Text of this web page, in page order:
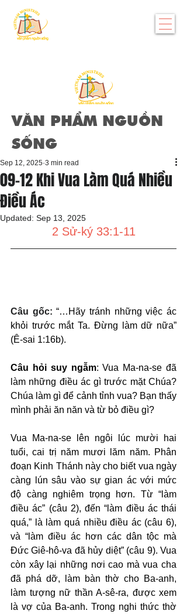
VĂN PHẨM NGUỒN
SỐNG
09-12 Khi Vua Làm Quá Nhiều
Điều Ác
Sep 12, 2025 3 min read
Updated: Sep 13, 2025
2 Sử-ký 33:1-11
Câu gốc: “…Hãy tránh những việc ác
khỏi trước mắt Ta. Đừng làm dữ nữa”
(Ê-sai 1:16b).
Câu hỏi suy ngẫm: Vua Ma-na-se đã
làm những điều ác gì trước mặt Chúa?
Chúa làm gì để cảnh tỉnh vua? Bạn thấy
mình phải ăn năn và từ bỏ điều gì?
Vua Ma-na-se lên ngôi lúc mười hai
tuổi, cai trị năm mươi lăm năm. Phân
đoạn Kinh Thánh này cho biết vua ngày
càng lún sâu vào sự gian ác với mức
độ càng nghiêm trọng hơn. Từ “làm
điều ác” (câu 2), đến “làm điều ác thái
quá,” là làm quá nhiều điều ác (câu 6),
và “làm điều ác hơn các dân tộc mà
Đức Giê-hô-va đã hủy diệt” (câu 9). Vua
còn xây lại những nơi cao mà vua cha
đã phá dỡ, làm bàn thờ cho Ba-anh,
làm tượng nữ thần A-sê-ra, được xem
là vợ của Ba-anh. Trong nghi thức thờ